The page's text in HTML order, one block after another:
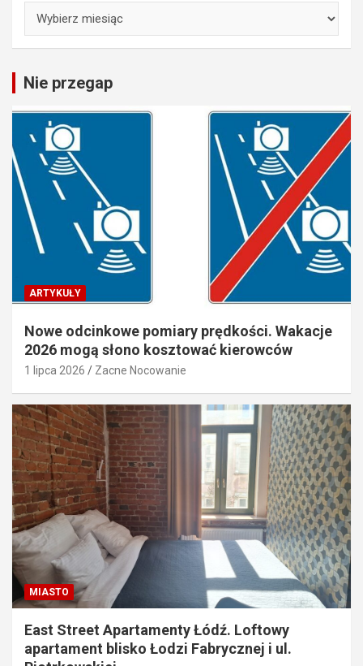
Nie przegap
ARTYKUŁY
Nowe odcinkowe pomiary prędkości. Wakacje
2026 mogą słono kosztować kierowców
1 lipca 2026 Zacne Nocowanie
MIASTO
East Street Apartamenty Łódź. Loftowy
apartament blisko Łodzi Fabrycznej i ul.